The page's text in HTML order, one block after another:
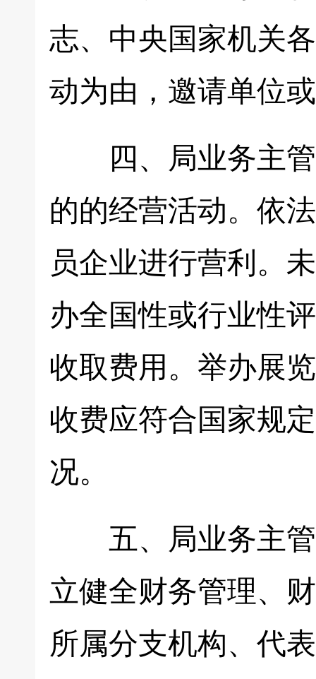
志、中央国家机关
动为由，邀请单位
四、局业务主管
的的经营活动。依
员企业进行营利。
办全国性或行业性
收取费用。举办展
收费应符合国家规
况。
五、局业务主管
立健全财务管理、
所属分支机构、代